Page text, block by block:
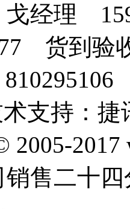
戈经理
货到验
支持：捷
2005-2017
售二十